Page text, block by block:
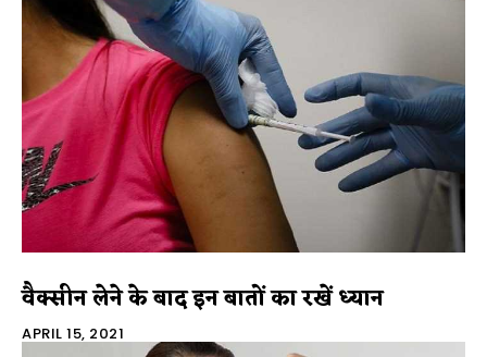
वैक्सीन लेने के बाद इन बातों का रखें ध्यान
APRIL 15, 2021